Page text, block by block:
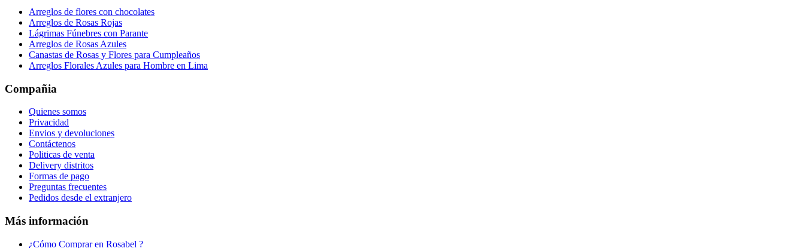
Arreglos de flores con chocolates
Arreglos de Rosas Rojas
Lágrimas Fúnebres con Parante
Arreglos de Rosas Azules
Canastas de Rosas y Flores para Cumpleaños
Arreglos Florales Azules para Hombre en Lima
Compañia
Quienes somos
Privacidad
Envios y devoluciones
Contáctenos
Politicas de venta
Delivery distritos
Formas de pago
Preguntas frecuentes
Pedidos desde el extranjero
Más información
¿Cómo Comprar en Rosabel ?